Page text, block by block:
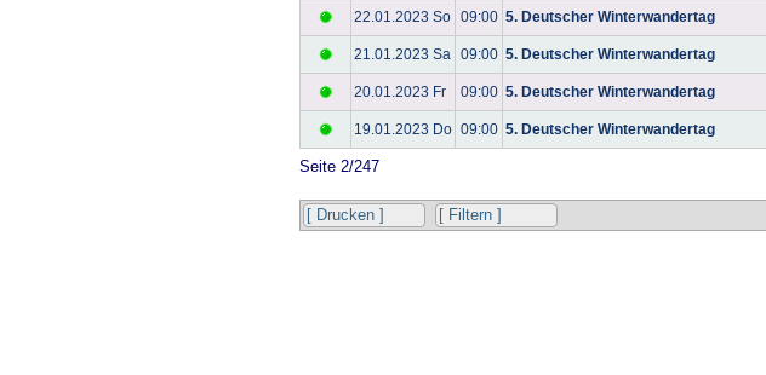
22.01.2023 So 09:00 5. Deutscher Winterwandertag
21.01.2023 Sa
09:00 5. Deutscher Winterwandertag
20.01.2023 Fr
09:00 5. Deutscher Winterwandertag
19.01.2023 Do 09:00 5. Deutscher Winterwandertag
Seite 2/247
[ Drucken ] [ Filtern ]